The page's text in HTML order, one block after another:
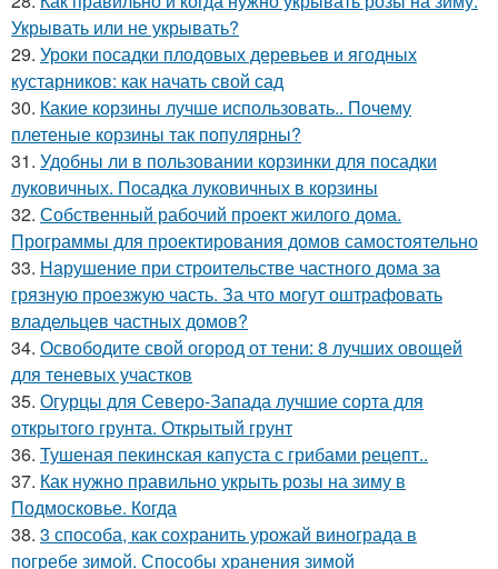
Укрывать или не укрывать?
29. Уроки посадки плодовых деревьев и ягодных
кустарников: как начать свой сад
30. Какие корзины лучше использовать.. Почему
плетеные корзины так популярны?
31. Удобны ли в пользовании корзинки для посадки
луковичных. Посадка луковичных в корзины
32. Собственный рабочий проект жилого дома.
Программы для проектирования домов самостоятельно
33. Нарушение при строительстве частного дома за
грязную проезжую часть. За что могут оштрафовать
владельцев частных домов?
34. Освободите свой огород от тени: 8 лучших овощей
для теневых участков
35. Огурцы для Северо-Запада лучшие сорта для
открытого грунта. Открытый грунт
36. Тушеная пекинская капуста с грибами рецепт..
37. Как нужно правильно укрыть розы на зиму в
Подмосковье. Когда
38. 3 способа, как сохранить урожай винограда в
погребе зимой. Способы хранения зимой